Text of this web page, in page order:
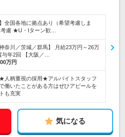
全国各地に拠点あり（希望考慮しま
慮 ★U・Iターン歓…
奈川／茨城／群馬】 月給23万円～26万
年2回 【大阪／…
万円
人柄重視の採用★アルバイトスタッフ
働いたことがある方はぜひアピールを
も充実
気になる